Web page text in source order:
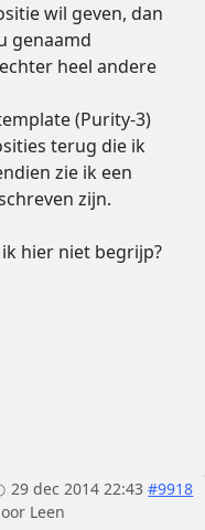
wil geven, dan
genaamd
heel andere
(Purity-3)
terug die ik
zie ik een
zijn.
hier niet begrijp?
29 dec 2014 22:43 #9918
Leen